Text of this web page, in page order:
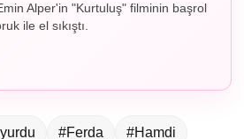
Alper'in "Kurtuluş" filminin başrol
ile el sıkıştı.
#Ferda #Hamdi